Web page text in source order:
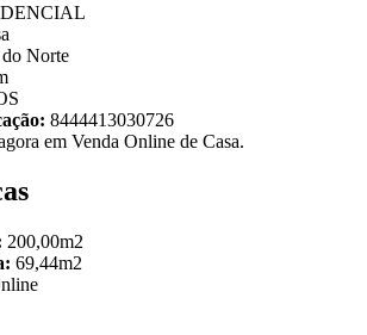
Norte
8444413030726
em Venda Online de Casa.
200,00m2
69,44m2